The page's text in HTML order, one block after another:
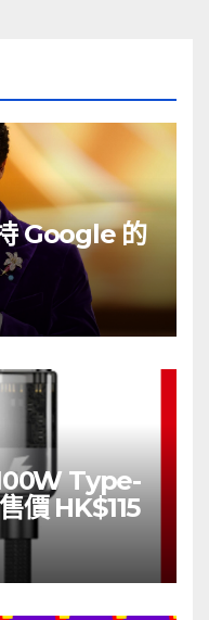
Google 的
Type-
價 HK$115